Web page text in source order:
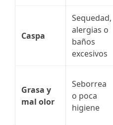
Caspa
Sequedad,
alergias o
baños
excesivos
Grasa y
mal olor
Seborrea
o poca
higiene